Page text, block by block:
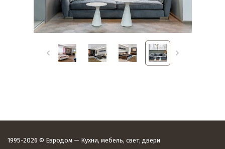
1995-2026 © Евродом — Кухни, мебель, свет, двери